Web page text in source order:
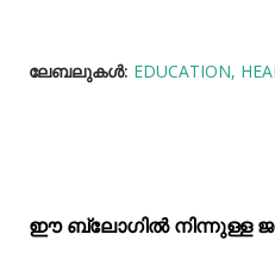
ലേബലുകള്‍: EDUCATION
ഈ ബ്ലോഗിൽ നിന്നുള്ള